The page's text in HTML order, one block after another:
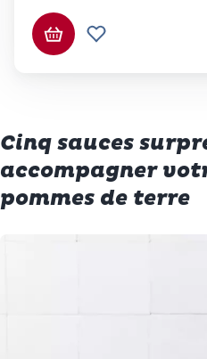
Ajouter au panier
Ajouter à la
Cinq sauces
accompagner
pommes de terre